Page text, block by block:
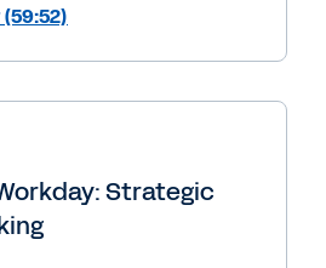
Strategic